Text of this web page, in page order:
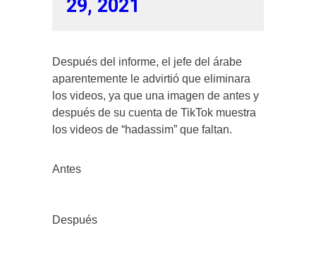
29, 2021
Después del informe, el jefe del árabe
aparentemente le advirtió que eliminara
los videos, ya que una imagen de antes y
después de su cuenta de TikTok muestra
los videos de “hadassim” que faltan.
Antes
Después